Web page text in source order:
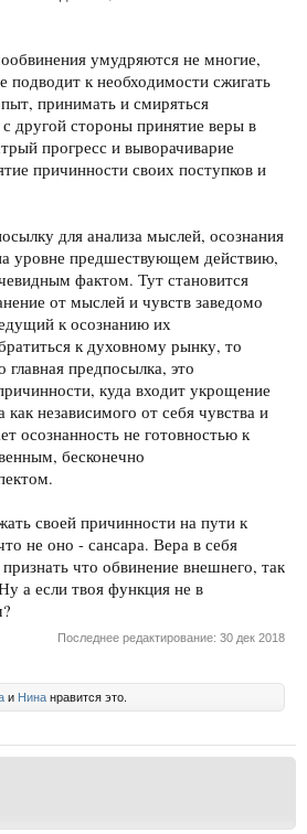
умудряются не многие,
подводит к необходимости сжигать
принимать и смиряться
другой стороны принятие веры в
прогресс и выворачиварие
причинности своих поступков и
для анализа мыслей, осознания
уровне предшествующем действию,
фактом. Тут становится
от мыслей и чувств заведомо
к осознанию их
к духовному рынку, то
главная предпосылка, это
куда входит укрощение
как независимого от себя чувства и
осознанность не готовностью к
бесконечно
своей причинности на пути к
не оно - сансара. Вера в себя
что обвинение внешнего, так
а если твоя функция не в
Последнее редактирование: 30 дек 2018
и Нина нравится это.